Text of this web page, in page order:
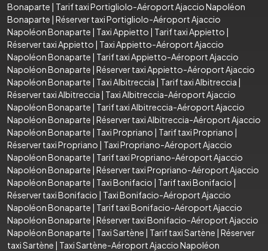
Bonaparte | Tarif taxi Portigliolo-Aéroport Ajaccio Napoléon
Bonaparte | Réserver taxi Portigliolo-Aéroport Ajaccio
Napoléon Bonaparte | Taxi Appietto | Tarif taxi Appietto |
Réserver taxi Appietto | Taxi Appietto-Aéroport Ajaccio
Napoléon Bonaparte | Tarif taxi Appietto-Aéroport Ajaccio
Napoléon Bonaparte | Réserver taxi Appietto-Aéroport Ajaccio
Napoléon Bonaparte | Taxi Albitreccia | Tarif taxi Albitreccia |
Réserver taxi Albitreccia | Taxi Albitreccia-Aéroport Ajaccio
Napoléon Bonaparte | Tarif taxi Albitreccia-Aéroport Ajaccio
Napoléon Bonaparte | Réserver taxi Albitreccia-Aéroport Ajaccio
Napoléon Bonaparte | Taxi Propriano | Tarif taxi Propriano |
Réserver taxi Propriano | Taxi Propriano-Aéroport Ajaccio
Napoléon Bonaparte | Tarif taxi Propriano-Aéroport Ajaccio
Napoléon Bonaparte | Réserver taxi Propriano-Aéroport Ajaccio
Napoléon Bonaparte | Taxi Bonifacio | Tarif taxi Bonifacio |
Réserver taxi Bonifacio | Taxi Bonifacio-Aéroport Ajaccio
Napoléon Bonaparte | Tarif taxi Bonifacio-Aéroport Ajaccio
Napoléon Bonaparte | Réserver taxi Bonifacio-Aéroport Ajaccio
Napoléon Bonaparte | Taxi Sartène | Tarif taxi Sartène | Réserver
taxi Sartène | Taxi Sartène-Aéroport Ajaccio Napoléon